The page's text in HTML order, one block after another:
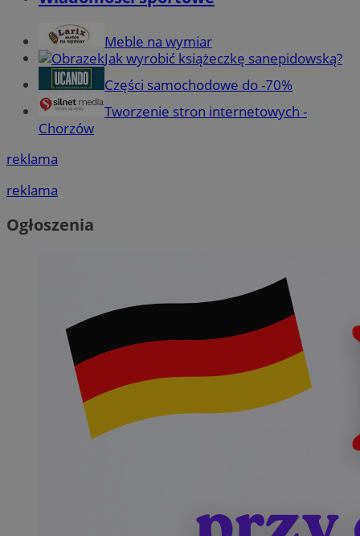
Meble na wymiar
Jak wyrobić książeczkę sanepidowską?
Części samochodowe do -70%
Tworzenie stron internetowych -
Chorzów
reklama
reklama
Ogłoszenia